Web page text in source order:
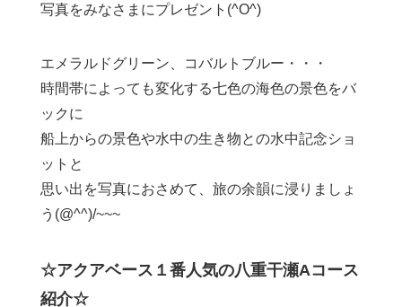
写真をみなさまにプレゼント(^O^)
エメラルドグリーン、コバルトブルー・・・
時間帯によっても変化する七色の海色の景色をバ
ックに
船上からの景色や水中の生き物との水中記念ショ
ットと
思い出を写真におさめて、旅の余韻に浸りましょ
う(@^^)/~~~
☆アクアベース１番人気の八重干瀬Aコース
紹介☆